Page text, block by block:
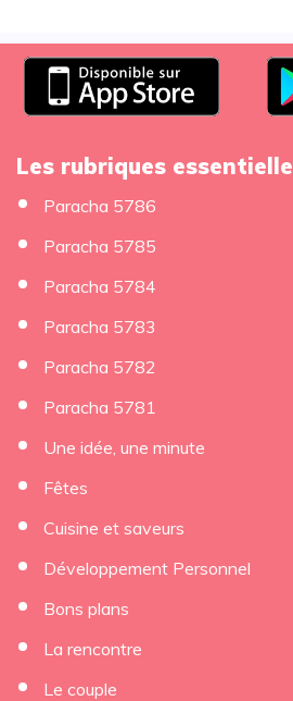
Les rubriques essentielle
Paracha 5786
Paracha 5785
Paracha 5784
Paracha 5783
Paracha 5782
Paracha 5781
Une idée, une minute
Fêtes
Cuisine et saveurs
Développement Personnel
Bons plans
La rencontre
Le couple